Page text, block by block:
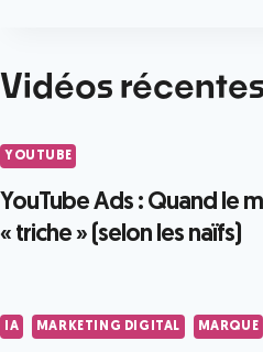
Vidéos récentes
YOUTUBE
YouTube Ads : Quand le
« triche » (selon les naïfs)
IA MARKETING DIGITAL MARQUE